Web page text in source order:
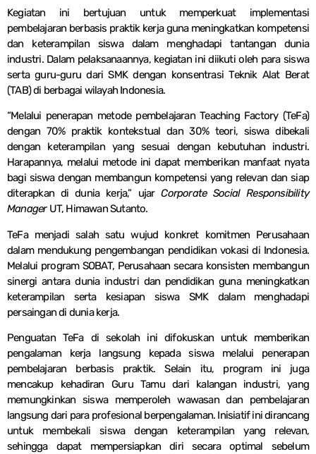
Kegiatan ini bertujuan untuk memperkuat implementasi
pembelajaran berbasis praktik kerja guna meningkatkan kompetensi
dan keterampilan siswa dalam menghadapi tantangan dunia
industri. Dalam pelaksanaannya, kegiatan ini diikuti oleh para siswa
serta guru-guru dari SMK dengan konsentrasi Teknik Alat Berat
(TAB) di berbagai wilayah Indonesia.
“Melalui penerapan metode pembelajaran Teaching Factory (TeFa)
dengan 70% praktik kontekstual dan 30% teori, siswa dibekali
dengan keterampilan yang sesuai dengan kebutuhan industri.
Harapannya, melalui metode ini dapat memberikan manfaat nyata
bagi siswa dengan membangun kompetensi yang relevan dan siap
diterapkan di dunia kerja,” ujarCorporate Social Responsibility
ManagerUT, Himawan Sutanto.
TeFa menjadi salah satu wujud konkret komitmen Perusahaan
dalam mendukung pengembangan pendidikan vokasi di Indonesia.
Melalui program SOBAT, Perusahaan secara konsisten membangun
sinergi antara dunia industri dan pendidikan guna meningkatkan
keterampilan serta kesiapan siswa SMK dalam menghadapi
persaingan di dunia kerja.
Penguatan TeFa di sekolah ini difokuskan untuk memberikan
pengalaman kerja langsung kepada siswa melalui penerapan
pembelajaran berbasis praktik. Selain itu, program ini juga
mencakup kehadiran Guru Tamu dari kalangan industri, yang
memungkinkan siswa memperoleh wawasan dan pembelajaran
langsung dari para profesional berpengalaman. Inisiatif ini dirancang
untuk membekali siswa dengan keterampilan yang relevan,
sehingga dapat mempersiapkan diri secara optimal sebelum